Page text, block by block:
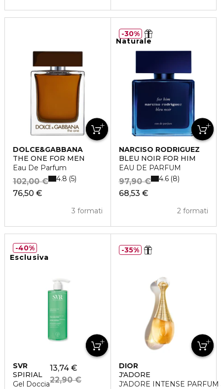
DOLCE&GABBANA
THE ONE FOR MEN
Eau De Parfum
76,50 €
102,00 €
3 formati
4.8 5
Naturale
NARCISO RODRIGUEZ
BLEU NOIR FOR HIM
EAU DE PARFUM
68,53 €
97,90 €
2 formati
4.6 8
30%
Esclusiva
SVR
SPIRIAL
Gel Doccia
13,74 €
22,90 €
40%
DIOR
J'ADORE
J'ADORE INTENSE PARFUM
35%